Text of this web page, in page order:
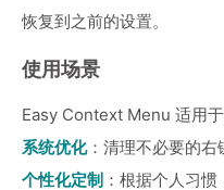
恢复到之前的设置。
使用场景
Easy Context Menu 适用于
系统优化：清理不必要的右
个性化定制 ：根据个人习